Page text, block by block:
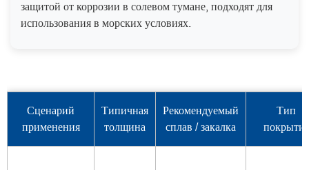
защитой от коррозии в солевом тумане, подходят для
использования в морских условиях.
Сценарий
применения
Типичная
толщина
Рекомендуемый
сплав / закалка
Тип
покрытия